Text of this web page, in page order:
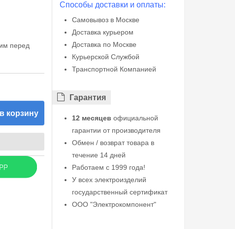
перед
корзину
Способы доставки и оплаты:
Самовывоз в Москве
Доставка курьером
Доставка по Москве
Курьерской Службой
Транспортной Компанией
Гарантия
12 месяцев официальной
гарантии от производителя
Обмен / возврат товара в
течение 14 дней
Работаем с 1999 года!
У всех электроизделий
государственный сертификат
ООО "Электрокомпонент"